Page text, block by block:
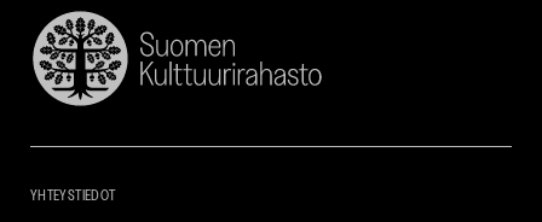
Suomen
Kulttuurirahasto
YHTEYSTIEDOT